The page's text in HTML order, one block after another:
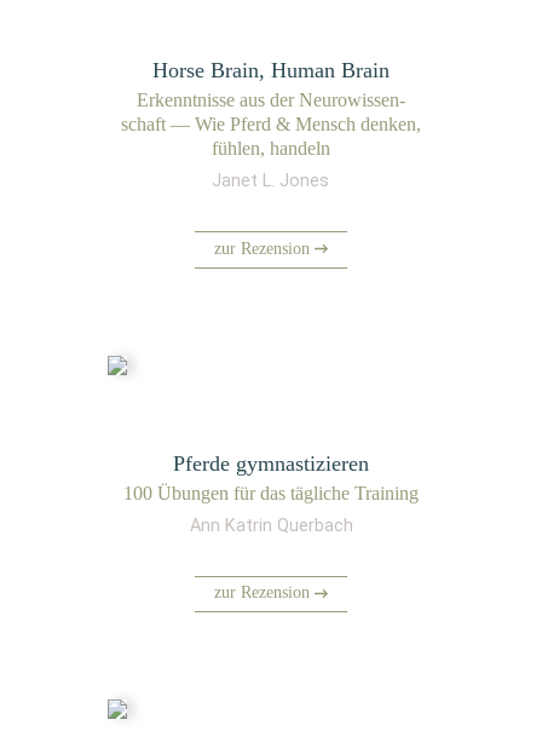
Horse Brain, Human Brain
Erkennt­nis­se aus der Neu­ro­wis­sen­
schaft — Wie Pferd & Mensch den­ken,
füh­len, handeln
Janet L. Jones
zur Rezension
Pferde gymnastizieren
100 Übun­gen für das täg­li­che Training
Ann Katrin Querbach
zur Rezension